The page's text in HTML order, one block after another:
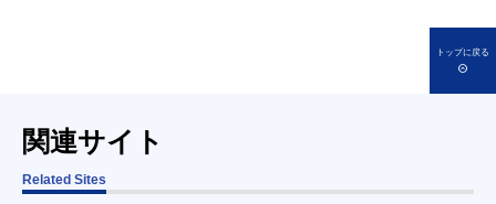
トップに戻る
関連サイト
Related Sites